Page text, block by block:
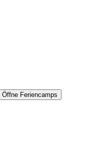
Öffne Feriencamps